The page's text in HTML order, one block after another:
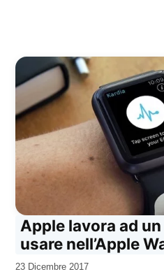
Apple lavora ad
usare nell’Apple
da
23 Dicembre 2017